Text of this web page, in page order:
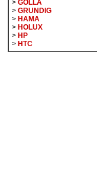
> GOLLA
> GRUNDIG
> HAMA
> HOLUX
> HP
> HTC